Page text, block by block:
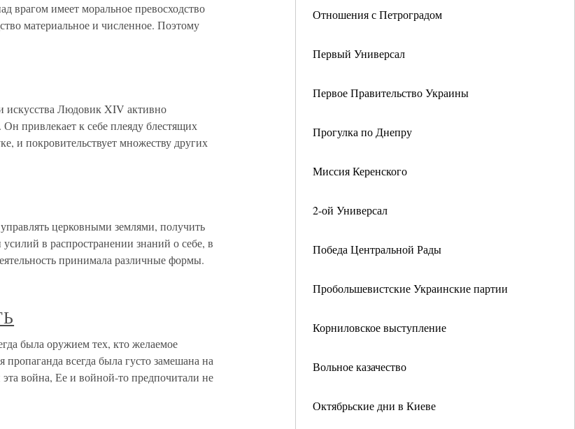
Отношения с Петроградом
Первый Универсал
Первое Правительство Украины
Прогулка по Днепру
Миссия Керенского
2-ой Универсал
Победа Центральной Рады
Пробольшевистские Украинские партии
Корниловское выступление
Вольное казачество
Октябрьские дни в Киеве
врагом имеет моральное превосходство
материальное и численное. Поэтому
искусства Людовик XIV активно
привлекает к себе плеяду блестящих
и покровительствует множеству других
церковными землями, получить
в распространении знаний о себе, в
принимала различные формы.
оружием тех, кто желаемое
пропаганда всегда была густо замешана на
война, Ее и войной-то предпочитали не